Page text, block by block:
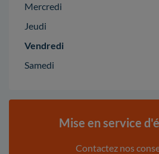
Mercredi
Jeudi
Vendredi
Samedi
Mise en service
Contactez nos